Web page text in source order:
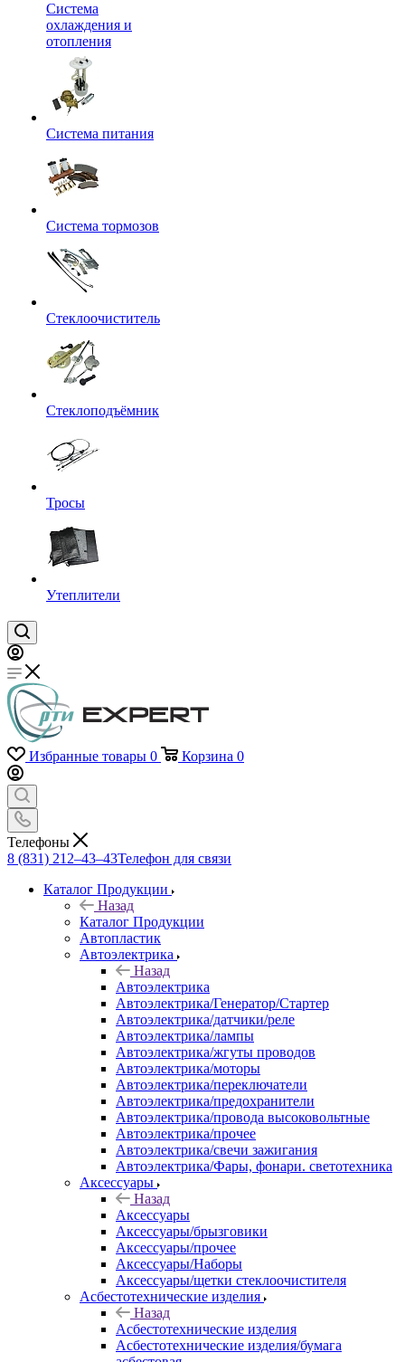
Система
охлаждения и
отопления
Система питания
Система тормозов
Стеклоочиститель
Стеклоподъёмник
Тросы
Утеплители
Избранные товары 0 Корзина 0
Телефоны
8 (831) 212–43–43Телефон для связи
Каталог Продукции
Назад
Каталог Продукции
Автопластик
Автоэлектрика
Назад
Автоэлектрика
Автоэлектрика/Генератор/Стартер
Автоэлектрика/датчики/реле
Автоэлектрика/лампы
Автоэлектрика/жгуты проводов
Автоэлектрика/моторы
Автоэлектрика/переключатели
Автоэлектрика/предохранители
Автоэлектрика/провода высоковольтные
Автоэлектрика/прочее
Автоэлектрика/свечи зажигания
Автоэлектрика/Фары, фонари. светотехника
Аксессуары
Назад
Аксессуары
Аксессуары/брызговики
Аксессуары/прочее
Аксессуары/Наборы
Аксессуары/щетки стеклоочистителя
Асбестотехнические изделия
Назад
Асбестотехнические изделия
Асбестотехнические изделия/бумага